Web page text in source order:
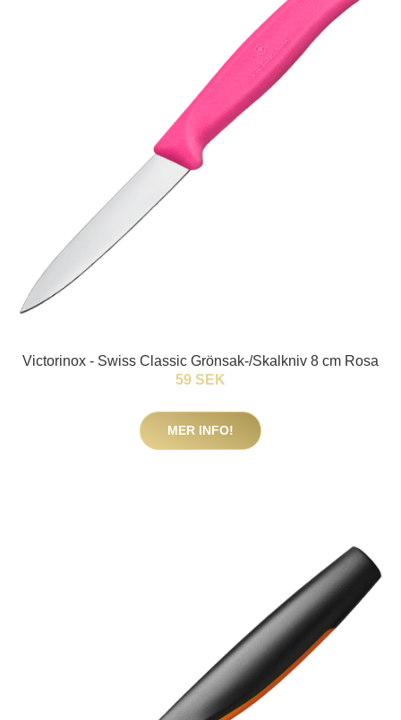
Victorinox - Swiss Classic Grönsak-/Skalkniv 8 cm Rosa
59 SEK
MER INFO!